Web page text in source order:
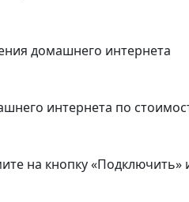
домашнего интернета
интернета по
на кнопку